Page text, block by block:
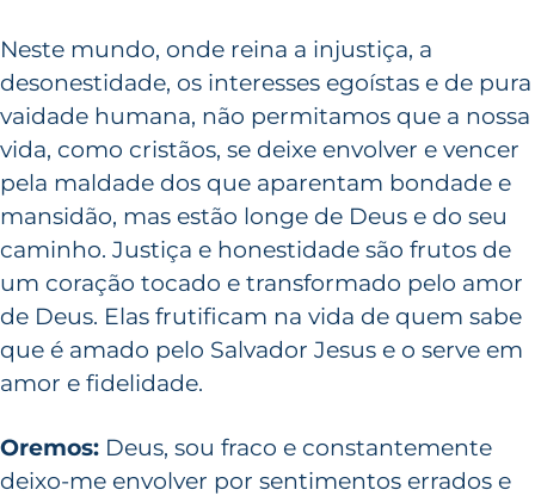
Neste mundo, onde reina a injustiça, a
desonestidade, os interesses egoístas e de pura
vaidade humana, não permitamos que a nossa
vida, como cristãos, se deixe envolver e vencer
pela maldade dos que aparentam bondade e
mansidão, mas estão longe de Deus e do seu
caminho. Justiça e honestidade são frutos de
um coração tocado e transformado pelo amor
de Deus. Elas frutificam na vida de quem sabe
que é amado pelo Salvador Jesus e o serve em
amor e fidelidade.
Oremos: Deus, sou fraco e constantemente
deixo-me envolver por sentimentos errados e